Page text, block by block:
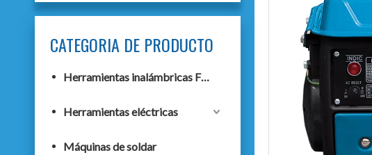
CATEGORIA DE PRODUCTO
Herramientas inalámbricas F20+
Herramientas eléctricas
Máquinas de soldar